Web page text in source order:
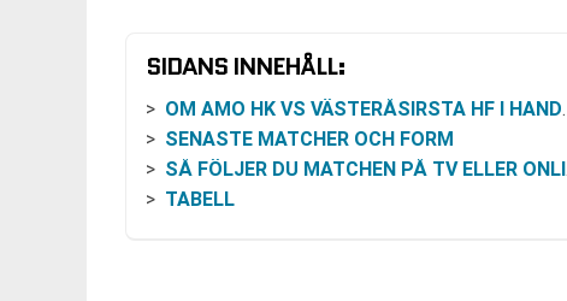
SIDANS INNEHÅLL:
OM AMO HK VS VÄSTERÅSIRSTA HF I HANDBOLLSLIGAN HERRAR
SENASTE MATCHER OCH FORM
SÅ FÖLJER DU MATCHEN PÅ TV ELLER ONLINE
TABELL